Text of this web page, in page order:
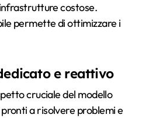
costose.
permette di ottimizzare i
e reattivo
cruciale del modello
a risolvere problemi e